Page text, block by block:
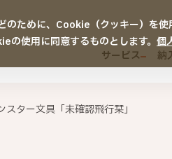
サービス 納
ために、Cookie（クッキー）を使
使用に同意するものとします。 個
ター文具「未確認飛行栞」